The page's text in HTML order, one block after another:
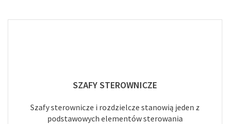
SZAFY STEROWNICZE
Szafy sterownicze i rozdzielcze stanowią jeden z
podstawowych elementów sterowania